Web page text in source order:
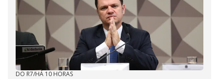
DO R7/HÁ 10 HORAS